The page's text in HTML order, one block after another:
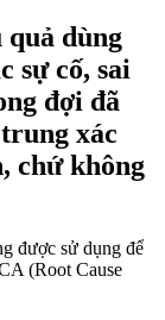
dùng
sự cố, sai
đợi đã
xác
chứ không
được sử dụng để
(Root Cause